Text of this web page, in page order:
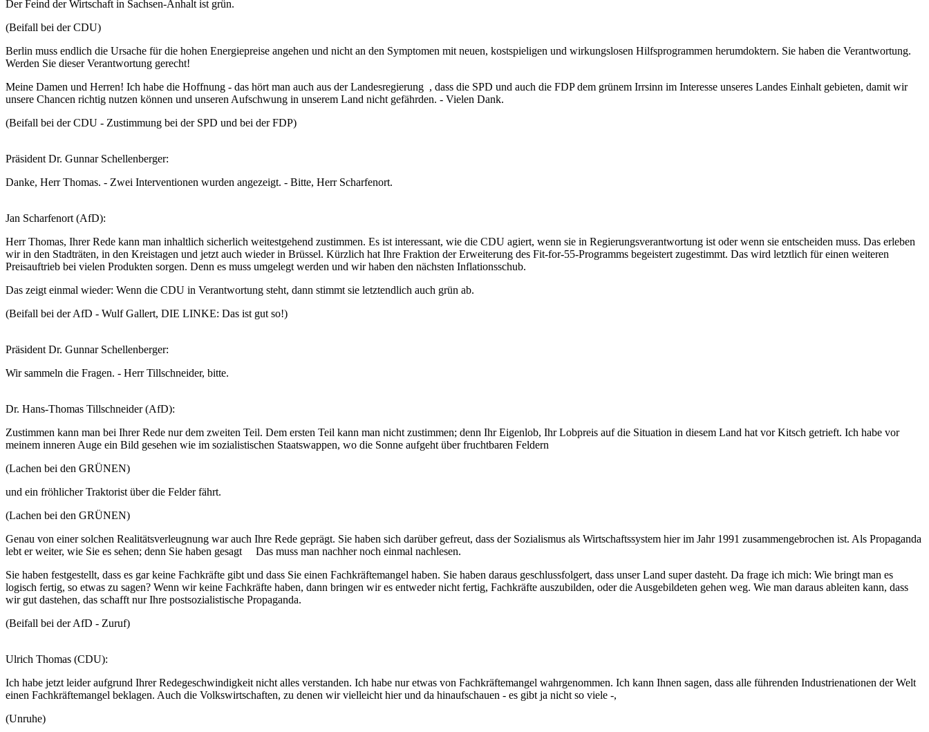
Der Feind der Wirtschaft in Sachsen-Anhalt ist grün.
(Beifall bei der CDU)
Berlin muss endlich die Ursache für die hohen Energiepreise angehen und nicht an den Symptomen mit neuen, kostspieligen und wirkungslosen Hilfsprogrammen herumdoktern. Sie haben die Verantwortung.
Werden Sie dieser Verantwortung gerecht!
Meine Damen und Herren! Ich habe die Hoffnung - das hört man auch aus der Landesregierung , dass die SPD und auch die FDP dem grünem Irrsinn im Interesse unseres Landes Einhalt gebieten, damit wir
unsere Chancen richtig nutzen können und unseren Aufschwung in unserem Land nicht gefährden. - Vielen Dank.
(Beifall bei der CDU - Zustimmung bei der SPD und bei der FDP)
Präsident Dr. Gunnar Schellenberger:
Danke, Herr Thomas. - Zwei Interventionen wurden angezeigt. - Bitte, Herr Scharfenort.
Jan Scharfenort (AfD):
Herr Thomas, Ihrer Rede kann man inhaltlich sicherlich weitestgehend zustimmen. Es ist interessant, wie die CDU agiert, wenn sie in Regierungsverantwortung ist oder wenn sie entscheiden muss. Das erleben
wir in den Stadträten, in den Kreistagen und jetzt auch wieder in Brüssel. Kürzlich hat Ihre Fraktion der Erweiterung des Fit-for-55-Programms begeistert zugestimmt. Das wird letztlich für einen weiteren
Preisauftrieb bei vielen Produkten sorgen. Denn es muss umgelegt werden und wir haben den nächsten Inflationsschub.
Das zeigt einmal wieder: Wenn die CDU in Verantwortung steht, dann stimmt sie letztendlich auch grün ab.
(Beifall bei der AfD - Wulf Gallert, DIE LINKE: Das ist gut so!)
Präsident Dr. Gunnar Schellenberger:
Wir sammeln die Fragen. - Herr Tillschneider, bitte.
Dr. Hans-Thomas Tillschneider (AfD):
Zustimmen kann man bei Ihrer Rede nur dem zweiten Teil. Dem ersten Teil kann man nicht zustimmen; denn Ihr Eigenlob, Ihr Lobpreis auf die Situation in diesem Land hat vor Kitsch getrieft. Ich habe vor
meinem inneren Auge ein Bild gesehen wie im sozialistischen Staatswappen, wo die Sonne aufgeht über fruchtbaren Feldern
(Lachen bei den GRÜNEN)
und ein fröhlicher Traktorist über die Felder fährt.
(Lachen bei den GRÜNEN)
Genau von einer solchen Realitätsverleugnung war auch Ihre Rede geprägt. Sie haben sich darüber gefreut, dass der Sozialismus als Wirtschaftssystem hier im Jahr 1991 zusammengebrochen ist. Als Propaganda
lebt er weiter, wie Sie es sehen; denn Sie haben gesagt Das muss man nachher noch einmal nachlesen.
Sie haben festgestellt, dass es gar keine Fachkräfte gibt und dass Sie einen Fachkräftemangel haben. Sie haben daraus geschlussfolgert, dass unser Land super dasteht. Da frage ich mich: Wie bringt man es
logisch fertig, so etwas zu sagen? Wenn wir keine Fachkräfte haben, dann bringen wir es entweder nicht fertig, Fachkräfte auszubilden, oder die Ausgebildeten gehen weg. Wie man daraus ableiten kann, dass
wir gut dastehen, das schafft nur Ihre postsozialistische Propaganda.
(Beifall bei der AfD - Zuruf)
Ulrich Thomas (CDU):
Ich habe jetzt leider aufgrund Ihrer Redegeschwindigkeit nicht alles verstanden. Ich habe nur etwas von Fachkräftemangel wahrgenommen. Ich kann Ihnen sagen, dass alle führenden Industrienationen der Welt
einen Fachkräftemangel beklagen. Auch die Volkswirtschaften, zu denen wir vielleicht hier und da hinaufschauen - es gibt ja nicht so viele -,
(Unruhe)